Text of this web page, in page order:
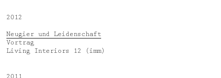
2012
Neugier und Leidenschaft
Vortrag
Living Interiors 12 (imm)